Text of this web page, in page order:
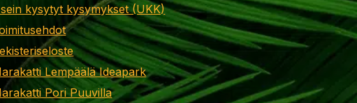
kysytyt kysymykset (UKK)
Lempäälä Ideapark
Pori Puuvilla